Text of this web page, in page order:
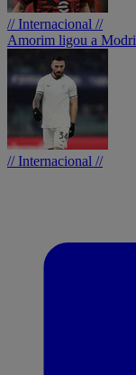
// Internacional //
Amorim ligou a
// Internacional //